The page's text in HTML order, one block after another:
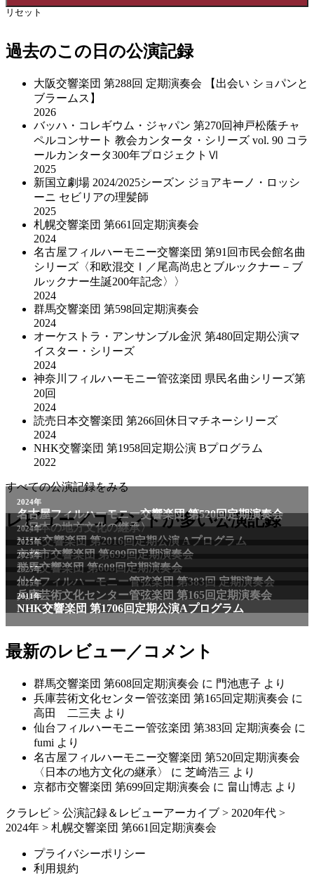
リセット
過去のこの日の公演記録
大阪交響楽団 第288回 定期演奏会 【出会い ショパンと
ブラームス】
2026
バッハ・コレギウム・ジャパン 第270回神戸松蔭チャ
ペルコンサート 教会カンタータ・シリーズ vol. 90 コラ
ールカンタータ300年プロジェクトⅥ
2025
新国立劇場 2024/2025シーズン ジョアキーノ・ロッシ
ーニ セビリアの理髪師
2025
札幌交響楽団 第661回定期演奏会
2024
名古屋フィルハーモニー交響楽団 第91回市民会館名曲
シリーズ〈和欧混交Ⅰ／尾高尚忠とブルックナー－ブ
ルックナー生誕200年記念〉〉
2024
群馬交響楽団 第598回定期演奏会
2024
オーケストラ・アンサンブル金沢 第480回定期公演マ
イスター・シリーズ
2024
神奈川フィルハーモニー管弦楽団 県民名曲シリーズ第
20回
2024
読売日本交響楽団 第266回休日マチネーシリーズ
2024
NHK交響楽団 第1958回定期公演 Bプログラム
2022
すべての公演記録をみる
レビュー／コメントが多い公演記録
2024年
名古屋フィルハーモニー交響楽団 第520回定期演奏会
〈日本の地方文化の継承〉
2024年
NHK交響楽団 第2016回定期公演 Aプログラム
2025年
京都市交響楽団 第699回定期演奏会
2025年
群馬交響楽団 第608回定期演奏会
2025年
仙台フィルハーモニー管弦楽団 第383回 定期演奏会
2025年
兵庫芸術文化センター管弦楽団 第165回定期演奏会
2011年
NHK交響楽団 第1706回定期公演Aプログラム
最新のレビュー／コメント
群馬交響楽団 第608回定期演奏会 に 門池恵子 より
兵庫芸術文化センター管弦楽団 第165回定期演奏会 に
高田 二三夫 より
仙台フィルハーモニー管弦楽団 第383回 定期演奏会 に
fumi より
名古屋フィルハーモニー交響楽団 第520回定期演奏会
〈日本の地方文化の継承〉
に 芝崎浩三 より
京都市交響楽団 第699回定期演奏会 に 畠山博志 より
クラレビ > 公演記録＆レビューアーカイブ > 2020年代 >
2024年 > 札幌交響楽団 第661回定期演奏会
プライバシーポリシー
利用規約